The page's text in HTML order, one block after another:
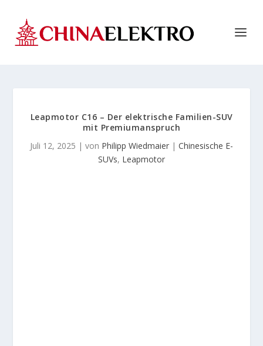
Leapmotor C16 – Der elektrische Familien-SUV
mit Premiumanspruch
Juli 12, 2025 | von Philipp Wiedmaier | Chinesische E-
SUVs, Leapmotor